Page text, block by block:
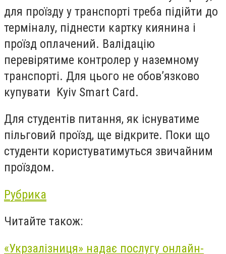
для проїзду у транспорті треба підійти до
терміналу, піднести картку киянина і
проїзд оплачений. Валідацію
перевірятиме контролер у наземному
транспорті. Для цього не обов’язково
купувати Kyiv Smart Card.
Для студентів питання, як існуватиме
пільговий проїзд, ще відкрите. Поки що
студенти користуватимуться звичайним
проїздом.
Рубрика
Читайте також:
«Укрзалізниця» надає послугу онлайн-